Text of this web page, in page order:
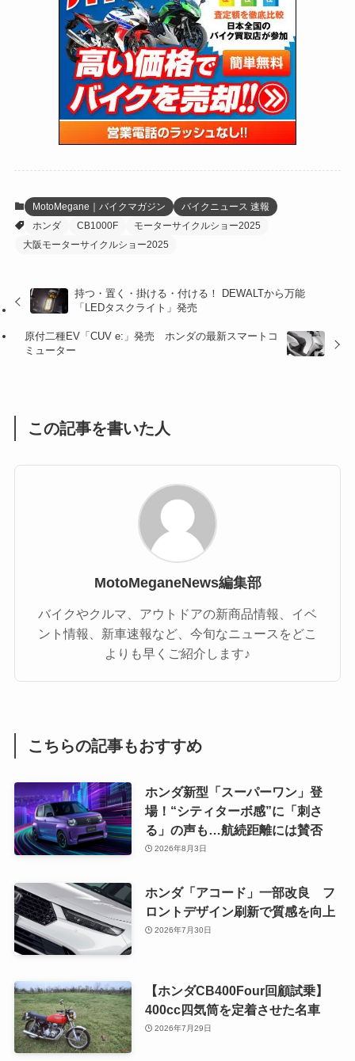
(5)
(12)
(63)
(109)
(24)
(47)
(15)
(5)
(4)
(6)
(17)
(5)
(27)
(38)
(131)
(85)
(21)
(61)
(171)
(98)
(13)
(60)
(274)
(171)
(38)
(47)
(59)
(41)
(47)
(254)
(204)
(33)
(34)
(35)
(41)
(16) (13)
(19)
(12)
(16)
(4)
(16)
(1)
MotoMegane｜バイクマガジン
バイクニュース 速報
ホンダ
CB1000F
モーターサイクルショー2025
大阪モーターサイクルショー2025
持つ・置く・掛ける・付ける！ DEWALTから万能
「LEDタスクライト」発売
原付二種EV「CUV e:」発売 ホンダの最新スマートコ
ミューター
この記事を書いた人
MotoMeganeNews編集部
バイクやクルマ、アウトドアの新商品情報、イベ
ント情報、新車速報など、今旬なニュースをどこ
よりも早くご紹介します♪
こちらの記事もおすすめ
ホンダ新型「スーパーワン」登
場！“シティターボ感”に「刺さ
る」の声も…航続距離には賛否
2026年8月3日
ホンダ「アコード」一部改良 フ
ロントデザイン刷新で質感を向上
2026年7月30日
【ホンダCB400Four回顧試乗】
400cc四気筒を定着させた名車
2026年7月29日